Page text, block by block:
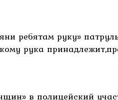
ребятам руку»
рука
в полицейский